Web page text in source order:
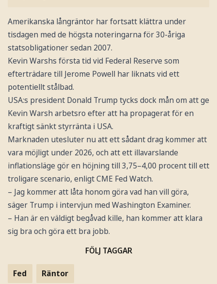
Amerikanska långräntor har fortsatt klättra under
tisdagen med de högsta noteringarna för 30-åriga
statsobligationer sedan 2007.
Kevin Warshs första tid vid Federal Reserve som
efterträdare till Jerome Powell har liknats vid ett
potentiellt stålbad.
USA:s president Donald Trump tycks dock mån om att ge
Kevin Warsh arbetsro efter att ha propagerat för en
kraftigt sänkt styrränta i USA.
Marknaden utesluter nu att ett sådant drag kommer att
vara möjligt under 2026, och att ett illavarslande
inflationsläge gör en höjning till 3,75–4,00 procent till ett
troligare scenario, enligt CME Fed Watch.
– Jag kommer att låta honom göra vad han vill göra,
säger Trump i intervjun med Washington Examiner.
– Han är en väldigt begåvad kille, han kommer att klara
sig bra och göra ett bra jobb.
FÖLJ TAGGAR
Fed Räntor